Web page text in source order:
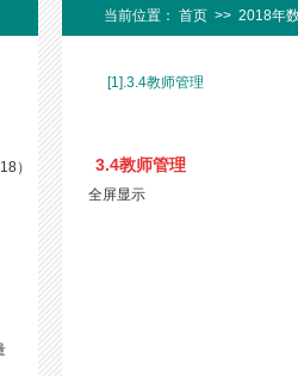
）
当前位置： 首页 >> 2018年
[1].3.4教师管理
3.4教师管理
全屏显示